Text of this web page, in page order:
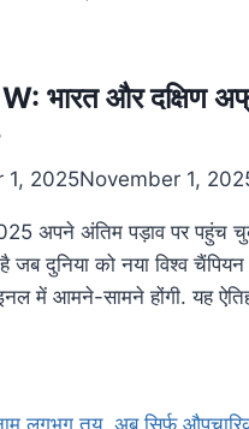
और दक्षिण
1, 2025November 1,
अपने अंतिम पड़ाव पर
दुनिया को नया विश्व चैंपियन
में आमने-सामने होंगी. यह